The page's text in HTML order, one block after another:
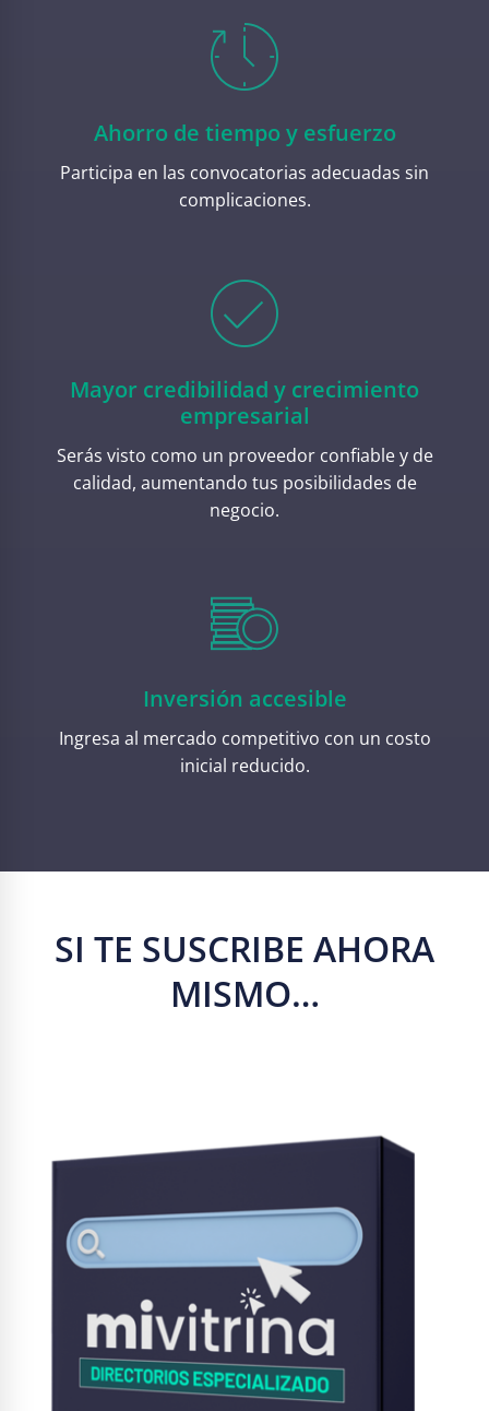
Ahorro de tiempo y esfuerzo
Participa en las convocatorias adecuadas sin
complicaciones.
Mayor credibilidad y crecimiento
empresarial
Serás visto como un proveedor confiable y de
calidad, aumentando tus posibilidades de
negocio.
Inversión accesible
Ingresa al mercado competitivo con un costo
inicial reducido.
SI TE SUSCRIBE AHORA
MISMO…